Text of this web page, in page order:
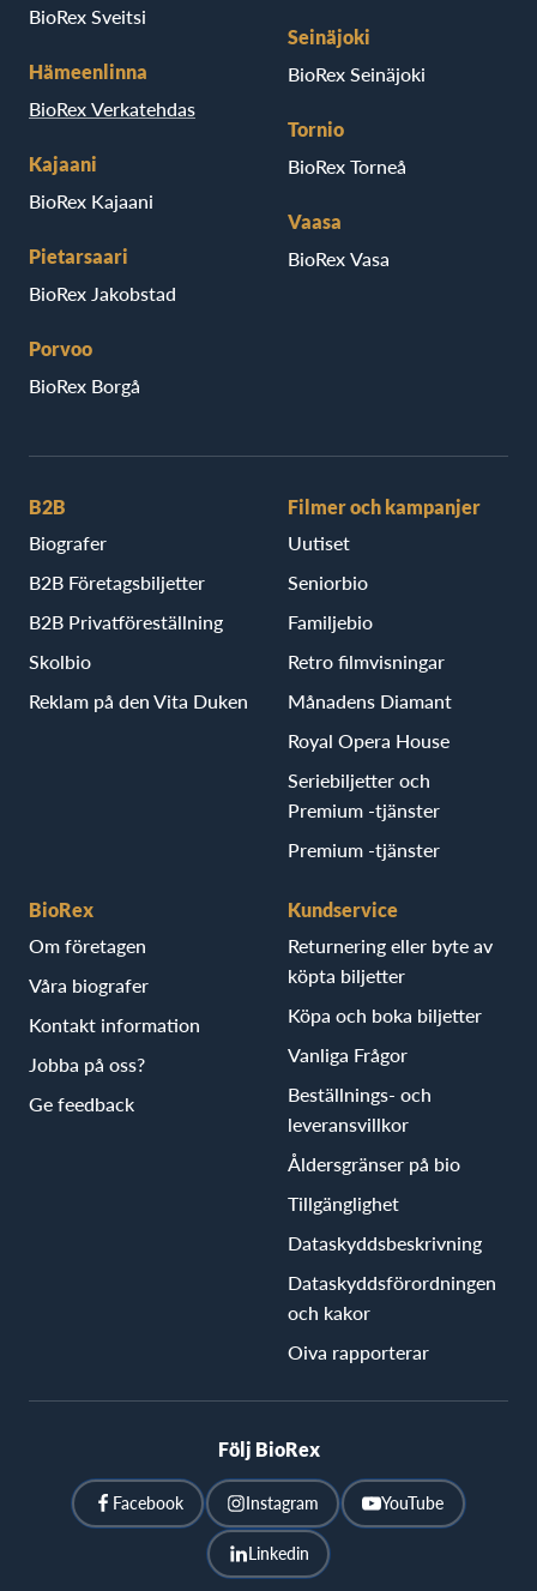
BioRex Sveitsi
Hämeenlinna
BioRex Verkatehdas
Kajaani
BioRex Kajaani
Pietarsaari
BioRex Jakobstad
Porvoo
BioRex Borgå
Seinäjoki
BioRex Seinäjoki
Tornio
BioRex Torneå
Vaasa
BioRex Vasa
B2B
Biografer
B2B Företagsbiljetter
B2B Privatföreställning
Skolbio
Reklam på den Vita Duken
Filmer och kampanjer
Uutiset
Seniorbio
Familjebio
Retro filmvisningar
Månadens Diamant
Royal Opera House
Seriebiljetter och
Premium -tjänster
Premium -tjänster
BioRex
Om företagen
Våra biografer
Kontakt information
Jobba på oss?
Ge feedback
Kundservice
Returnering eller byte av
köpta biljetter
Köpa och boka biljetter
Vanliga Frågor
Beställnings- och
leveransvillkor
Åldersgränser på bio
Tillgänglighet
Dataskyddsbeskrivning
Dataskyddsförordningen
och kakor
Oiva rapporterar
Följ BioRex
Facebook Instagram YouTube
Linkedin